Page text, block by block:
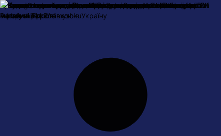
Про насОплата і доставкаОбмін та поверненняКонтактна
інформація